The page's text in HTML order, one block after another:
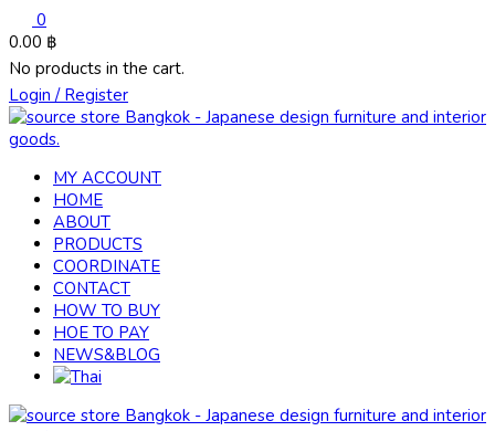
0
0.00 ฿
No products in the cart.
Login / Register
MY ACCOUNT
HOME
ABOUT
PRODUCTS
COORDINATE
CONTACT
HOW TO BUY
HOE TO PAY
NEWS&BLOG